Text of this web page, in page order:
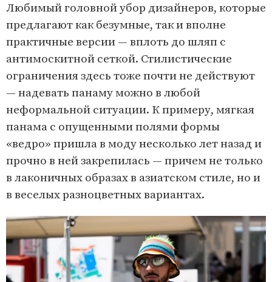
Любимый головной убор дизайнеров, которые
предлагают как безумные, так и вполне
практичные версии — вплоть до шляп с
антимоскитной сеткой. Стилистические
ограничения здесь тоже почти не действуют
— надевать панаму можно в любой
неформальной ситуации. К примеру, мягкая
панама с опущенными полями формы
«ведро» пришла в моду несколько лет назад и
прочно в ней закрепилась — причем не только
в лаконичных образах в азиатском стиле, но и
в веселых разноцветных вариантах.